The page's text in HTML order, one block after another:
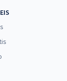
Janeiro - Saúde